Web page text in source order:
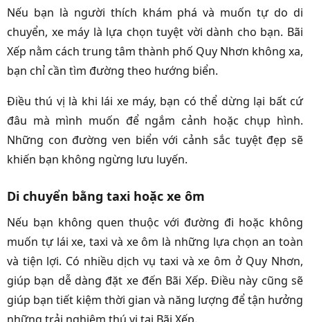
Nếu bạn là người thích khám phá và muốn tự do di
chuyển, xe máy là lựa chọn tuyệt vời dành cho bạn. Bãi
Xếp nằm cách trung tâm thành phố Quy Nhơn không xa,
bạn chỉ cần tìm đường theo hướng biển.
Điều thú vị là khi lái xe máy, bạn có thể dừng lại bất cứ
đâu mà mình muốn để ngắm cảnh hoặc chụp hình.
Những con đường ven biển với cảnh sắc tuyệt đẹp sẽ
khiến bạn không ngừng lưu luyến.
Di chuyển bằng taxi hoặc xe ôm
Nếu bạn không quen thuộc với đường đi hoặc không
muốn tự lái xe, taxi và xe ôm là những lựa chọn an toàn
và tiện lợi. Có nhiều dịch vụ taxi và xe ôm ở Quy Nhơn,
giúp bạn dễ dàng đặt xe đến Bãi Xếp. Điều này cũng sẽ
giúp bạn tiết kiệm thời gian và năng lượng để tận hưởng